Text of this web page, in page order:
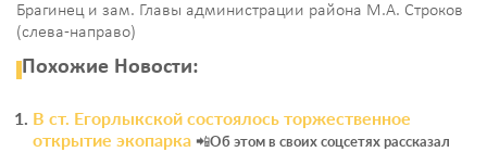
Брагинец и зам. Главы администрации района М.А. Строков
(слева-направо)
Похожие Новости:
В ст. Егорлыкской состоялось торжественное
открытие экопарка 📲Об этом в своих соцсетях рассказал